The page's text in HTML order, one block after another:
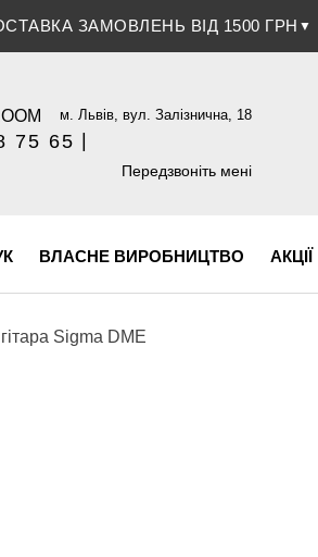
БАНКІВСЬКОЮ КАРТКОЮ▼
м. Львів, вул. Залізнична, 18
75 65
(096) 609 84 32
Передзвоніть мені
ВЛАСНЕ ВИРОБНИЦТВО АКЦІЇ
Sigma DME